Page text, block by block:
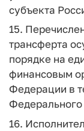
субъекта
15.
трансферта
порядке на
финансовым
Федерации в
Федерального
16.